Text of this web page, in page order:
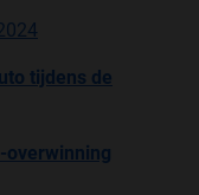
tijdens de
overwinning